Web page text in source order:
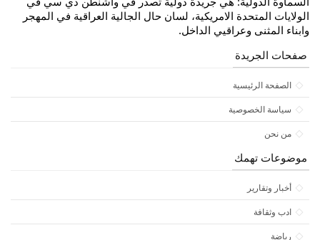
الولايات المتحدة الامريكية، لسان حال الجالية العراقية في المهجر
وابناء المثنى وعراقيي الداخل.
صفحات الجريدة
الصفحة الرئيسية
سياسة الخصوصية
من نحن
موضوعات تهمك
أخبار وتقارير
ادب وثقافة
رياضة